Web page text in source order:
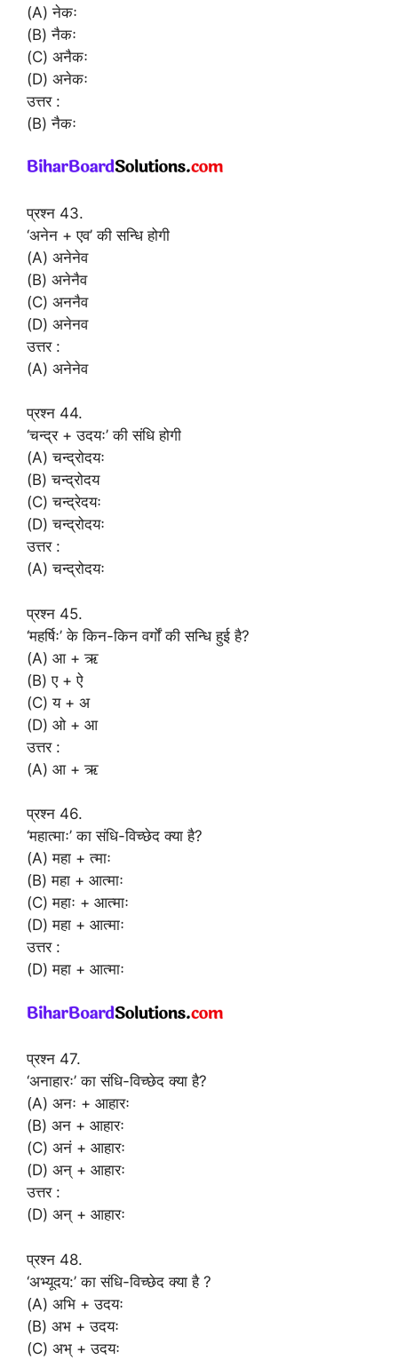
(A) नेकः
(B) नैकः
(C) अनैकः
(D) अनेकः
उत्तर :
(B) नैकः
प्रश्न 43.
‘अनेन + एव’ की सन्धि होगी
(A) अनेनेव
(B) अनेनैव
(C) अननैव
(D) अनेनव
उत्तर :
(A) अनेनेव
प्रश्न 44.
‘चन्द्र + उदयः’ की संधि होगी
(A) चन्द्रोदयः
(B) चन्द्रोदय
(C) चन्द्रेदयः
(D) चन्द्रोदयः
उत्तर :
(A) चन्द्रोदयः
प्रश्न 45.
‘महर्षिः’ के किन-किन वर्गों की सन्धि हुई है?
(A) आ + ऋ
(B) ए + ऐ
(C) य + अ
(D) ओ + आ
उत्तर :
(A) आ + ऋ
प्रश्न 46.
‘महात्माः’ का संधि-विच्छेद क्या है?
(A) महा + त्माः
(B) महा + आत्माः
(C) महाः + आत्माः
(D) महा + आत्माः
उत्तर :
(D) महा + आत्माः
प्रश्न 47.
‘अनाहारः’ का संधि-विच्छेद क्या है?
(A) अनः + आहारः
(B) अन + आहारः
(C) अनं + आहारः
(D) अन् + आहारः
उत्तर :
(D) अन् + आहारः
प्रश्न 48.
‘अभ्यूदय:’ का संधि-विच्छेद क्या है ?
(A) अभि + उदयः
(B) अभ + उदयः
(C) अभ् + उदयः